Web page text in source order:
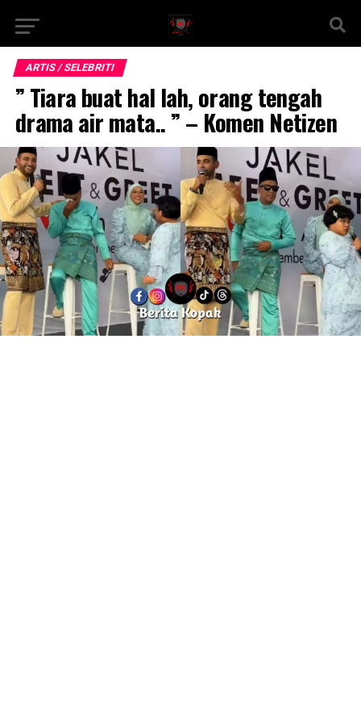
ARTIS / SELEBRITI
” Tiara buat hal lah, orang tengah
drama air mata.. ” – Komen Netizen